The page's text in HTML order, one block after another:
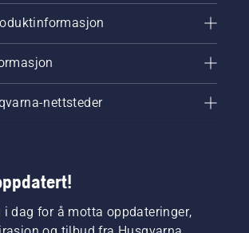
nettsteder
i dag for å motta oppdateringer,